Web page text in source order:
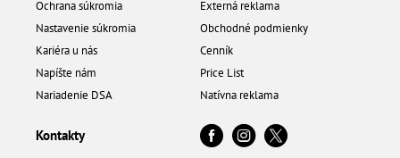
Ochrana súkromia
Nastavenie súkromia
Kariéra u nás
Napíšte nám
Nariadenie DSA
Externá reklama
Obchodné podmienky
Cenník
Price List
Natívna reklama
Kontakty